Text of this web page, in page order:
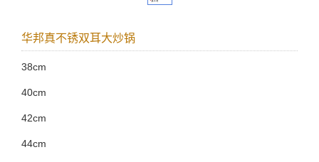
华邦真不锈双耳大炒锅
38cm
40cm
42cm
44cm